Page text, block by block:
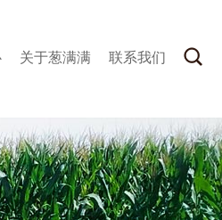
关于葱满满 联系我们